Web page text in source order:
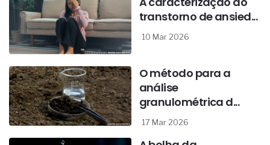
transtorno de ansied...
10 Mar 2026
O método para a
análise
granulométrica d...
17 Mar 2026